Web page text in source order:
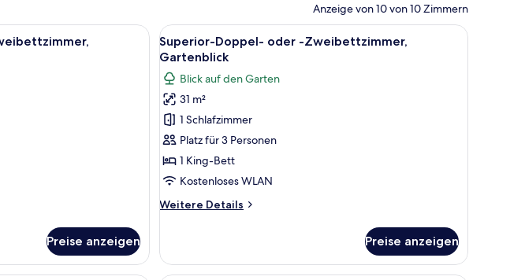
Anzeige von 10 von 10 Zimmern
einem Spiegel und einem Fenster mit Vorhängen.
Ein hölzerner Waschtisch mit einem großen Spiegel, einer Blumenvase und einem gerahmten Bild auf der
Preise anzeigen
Alle
Fotos
für
Superior-
Doppel-
oder
-
Zweibettzimmer,
Gartenblick
Ein Schlafzimmer mit einem großen Bett,
3
Superior-Doppel- oder -Zweibettzimmer,
Gartenblick
Blick auf den Garten
31 m²
1 Schlafzimmer
Platz für 3 Personen
1 King-Bett
Kostenloses WLAN
Weitere Details
Weitere
Doppel-
oder
Preise anzeigen